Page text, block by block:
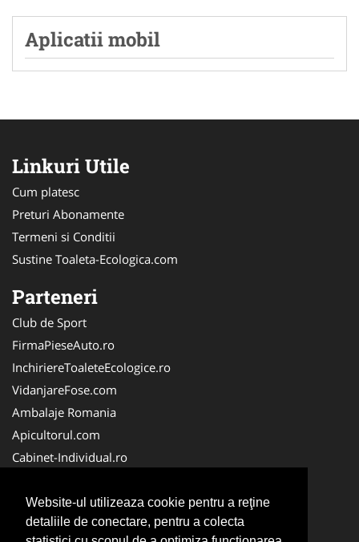
Website-ul utilizeaza cookie pentru a reţine
detaliile de conectare, pentru a colecta
Aplicatii mobil
Linkuri Utile
Cum platesc
Preturi Abonamente
Termeni si Conditii
Sustine Toaleta-Ecologica.com
Parteneri
Club de Sport
FirmaPieseAuto.ro
InchiriereToaleteEcologice.ro
VidanjareFose.com
Ambalaje Romania
Apicultorul.com
Cabinet-Individual.ro
ConstructiiHaleMetalice.ro
FirmaDeratizare.ro